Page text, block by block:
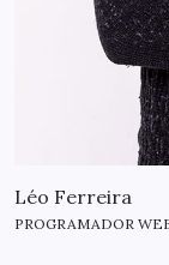
Léo Ferreira
PROGRAMADOR